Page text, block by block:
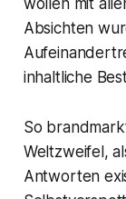
Absichten
inhaltliche
So
Weltzweifel,
Antworten